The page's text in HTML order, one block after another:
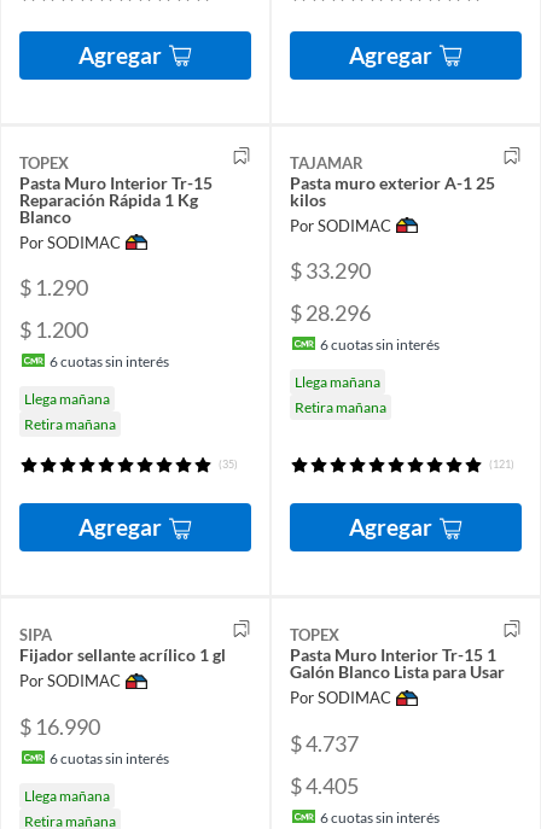
Agregar Agregar
TOPEX
Pasta Muro Interior Tr-15
Reparación Rápida 1 Kg
Blanco
Por SODIMAC
$ 1.290
$ 1.200
6cuotas sin interés
Llega mañana
Retira mañana
(35)
Agregar
TAJAMAR
Pasta muro exterior A-1 25
kilos
Por SODIMAC
$ 33.290
$ 28.296
6cuotas sin interés
Llega mañana
Retira mañana
(121)
Agregar
SIPA
Fijador sellante acrílico 1 gl
Por SODIMAC
$ 16.990
6cuotas sin interés
Llega mañana
Retira mañana
TOPEX
Pasta Muro Interior Tr-15 1
Galón Blanco Lista para Usar
Por SODIMAC
$ 4.737
$ 4.405
6cuotas sin interés